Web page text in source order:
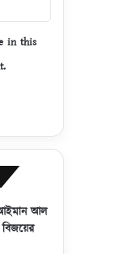
in this
আইমান আল
বিজয়ের